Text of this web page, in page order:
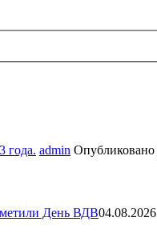
года. admin Опубликовано
День ВДВ04.08.2026